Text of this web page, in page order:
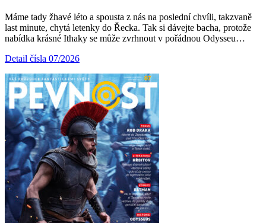
Máme tady žhavé léto a spousta z nás na poslední chvíli, takzvaně
last minute, chytá letenky do Řecka. Tak si dávejte bacha, protože
nabídka krásné Ithaky se může zvrhnout v pořádnou Odysseu…
Detail čísla 07/2026